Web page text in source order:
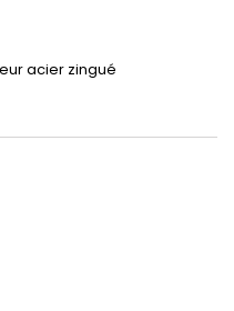
acier zingué